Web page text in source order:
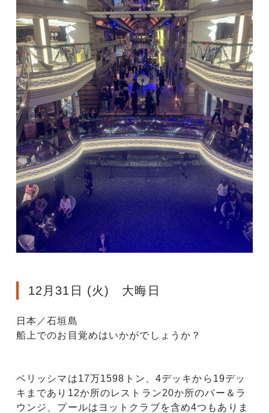
12月31日 (火) 大晦日
日本／石垣島
船上でのお目覚めはいかがでしょうか？
ベリッシマは17万1598トン、4デッキから19デッ
キまであり12か所のレストラン20か所のバー＆ラ
ウンジ、プールはヨットクラブを含め4つもありま